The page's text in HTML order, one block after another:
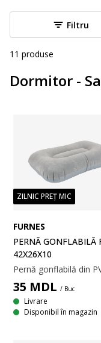
Filtru
11 produse
Dormitor -
ZILNIC PREȚ MIC
FURNES
PERNĂ GONFLABILĂ
42X26X10
35 MDL / Buc
Livrare
Disponibil în magazin